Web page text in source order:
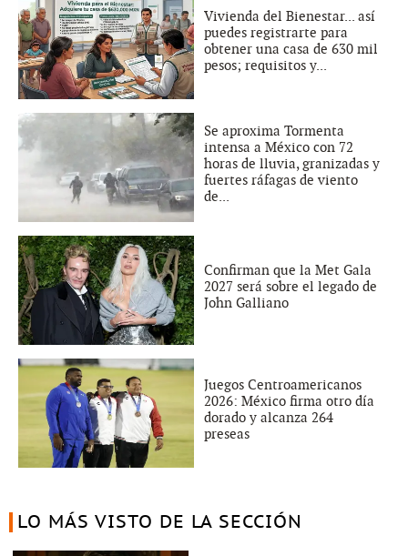
Vivienda del Bienestar... así
puedes registrarte para
obtener una casa de 630 mil
pesos; requisitos y...
Se aproxima Tormenta
intensa a México con 72
horas de lluvia, granizadas y
fuertes ráfagas de viento
de...
Confirman que la Met Gala
2027 será sobre el legado de
John Galliano
Juegos Centroamericanos
2026: México firma otro día
dorado y alcanza 264
preseas
LO MÁS VISTO DE LA SECCIÓN